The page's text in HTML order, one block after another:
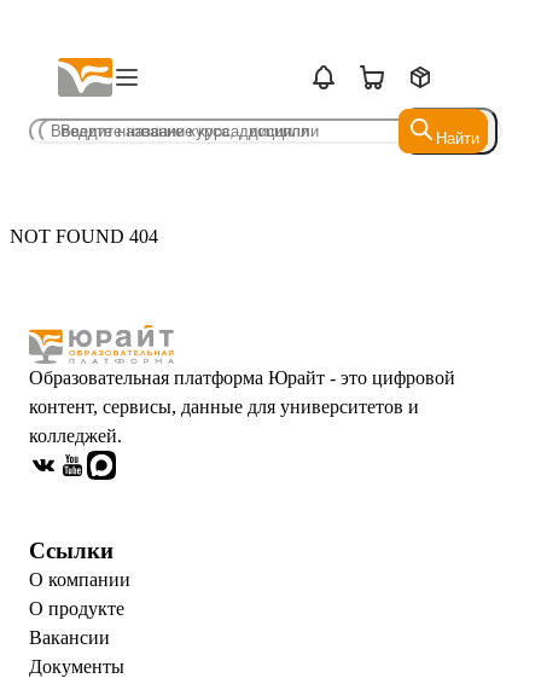
Найти
Найти
NOT FOUND 404
Образовательная платформа Юрайт - это цифровой
контент, сервисы, данные для университетов и
колледжей.
Ссылки
О компании
О продукте
Вакансии
Документы